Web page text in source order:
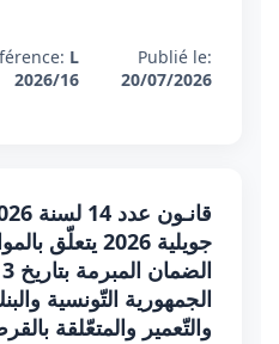
Publié le:
20/07/2026
L
2026/16
جويلية 2026
الجمهورية التّونسية
والتّعمير والمتعّلقة